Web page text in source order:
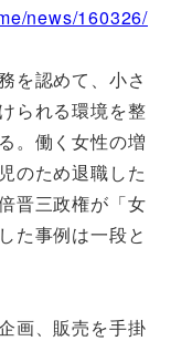
news/160326/
を認めて、小さ
られる環境を整
。働く女性の増
のため退職した
晋三政権が「女
た事例は一段と
画、販売を手掛